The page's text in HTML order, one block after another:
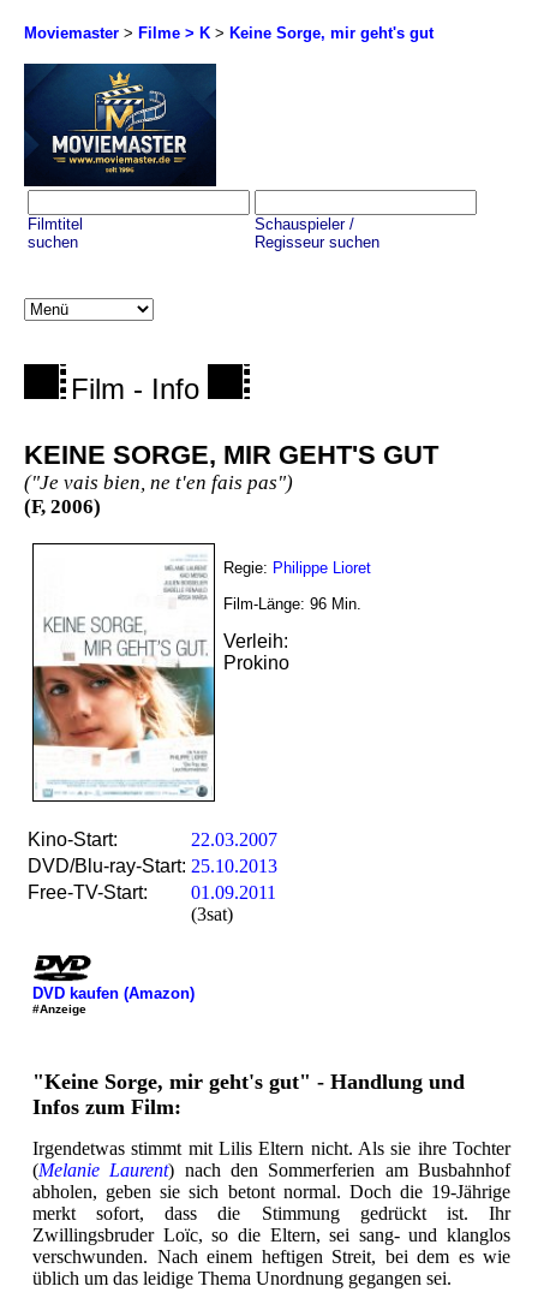
Moviemaster > Filme > K > Keine Sorge, mir geht's gut
Filmtitel
suchen
Schauspieler /
Regisseur suchen
Film - Info
KEINE SORGE, MIR GEHT'S GUT
("Je vais bien, ne t'en fais pas")
(F, 2006)
Regie: Philippe Lioret
Film-Länge: 96 Min.
Verleih:
Prokino
Kino-Start:
22.03.2007
DVD/Blu-ray-Start: 25.10.2013
Free-TV-Start:
01.09.2011
(3sat)
DVD kaufen (Amazon)
#Anzeige
"Keine Sorge, mir geht's gut" - Handlung und
Infos zum Film:
Irgendetwas stimmt mit Lilis Eltern nicht. Als sie ihre Tochter
(Melanie Laurent) nach den Sommerferien am Busbahnhof
abholen, geben sie sich betont normal. Doch die 19-Jährige
merkt sofort, dass die Stimmung gedrückt ist. Ihr
Zwillingsbruder Loïc, so die Eltern, sei sang- und klanglos
verschwunden. Nach einem heftigen Streit, bei dem es wie
üblich um das leidige Thema Unordnung gegangen sei.